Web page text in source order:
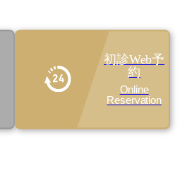
初診Web予
約
Online
Reservation